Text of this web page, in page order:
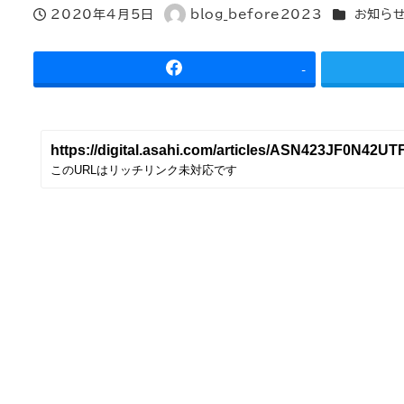
投稿日
2020年4月5日
著
blog_before2023 カテゴリー
お知ら
-